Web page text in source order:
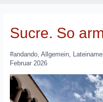
Sucre. So
#andando, Allgemein,
Februar 2026